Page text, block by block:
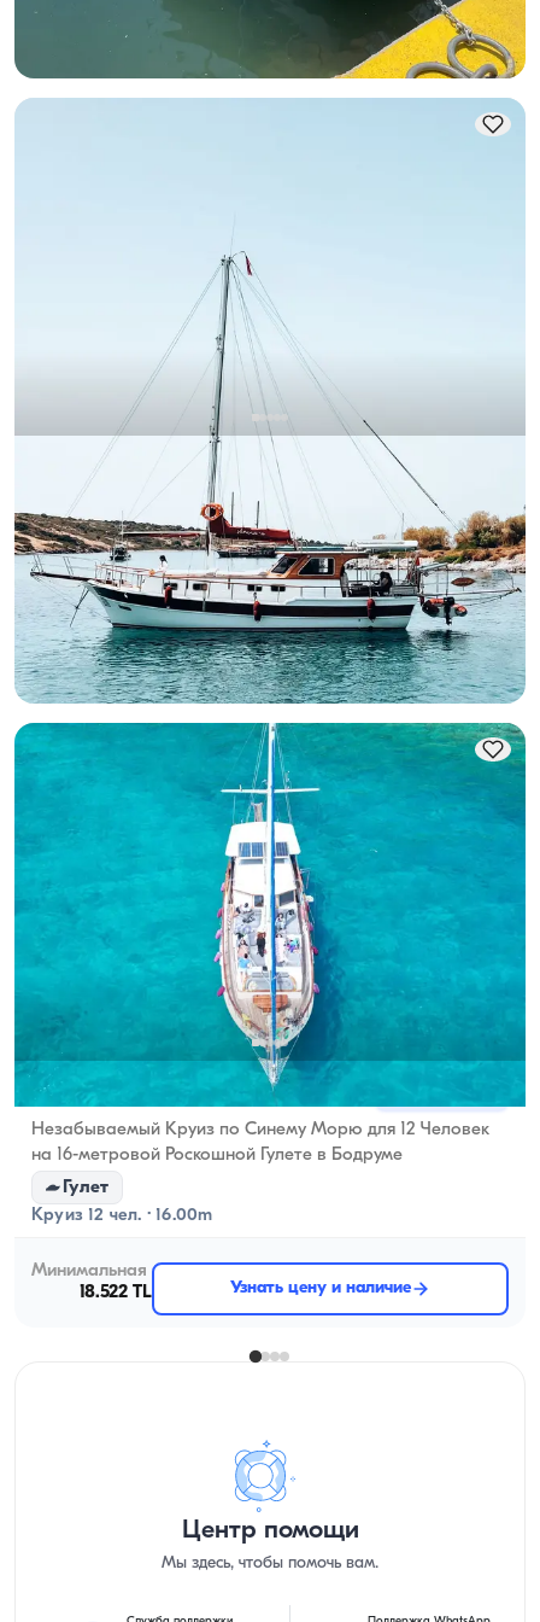
Минимальная
7.000 TL
Узнать цену и наличие
Бодрум, Muğla Новая лодка
Незабываемое приключение по синему маршруту для 12
человек на роскошной гулете в Бодруме
Гулет
Круиз 12 чел.
Минимальная
6.619 TL
Узнать цену и наличие
Бодрум, Muğla
Незабываемый Круиз по Синему Морю для 12 Человек
на 16-метровой Роскошной Гулете в Бодруме
Гулет
Круиз 12 чел. · 16.00m
Минимальная
18.522 TL
Узнать цену и наличие
Центр помощи
Мы здесь, чтобы помочь вам.